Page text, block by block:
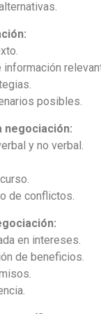
posibles.
negociación:
y no verbal.
de conflictos.
en intereses.
de beneficios.